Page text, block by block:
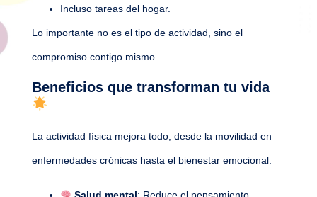
Incluso tareas del hogar.
Lo importante no es el tipo de actividad, sino el
compromiso contigo mismo.
Beneficios que transforman tu vida
La actividad física mejora todo, desde la movilidad en
enfermedades crónicas hasta el bienestar emocional:
Salud mental: Reduce el pensamiento